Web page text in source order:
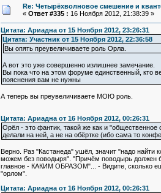
Re: Четырёхволновое смешение и
« Ответ #335 : 16 Ноября 2012, 21:38:39 »
Цитата: Ариадна от 15 Ноября 2012, 23:26:31
Цитата: Участник от 15 Ноября 2012, 22:36:58
Вы опять преувеличиваете роль Орла.
А вот это уже совершенно излишнее замечание.
Вы пока что на этом форуме единственный, кто
пояснения вам не нужны
А теперь вы преувеличиваете МОЮ роль.
Цитата: Ариадна от 16 Ноября 2012, 00:26:31
Орёл - это фантик, такой же как и
делали на ней, а не на обёртке (ибо сама то
Верно. Раз "Кастанеда" ушёл, значит "надо
можем без поводыря". "Причём поводырь должен
главное - КАКИМ ОБРАЗОМ"... - Видите, сколько
"орлом".
Цитата: Ариадна от 16 Ноября 2012, 00:26:31